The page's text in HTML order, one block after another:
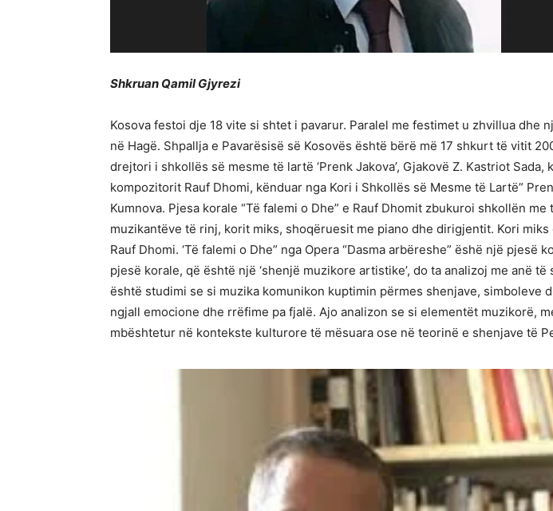
Shkruan Qamil Gjyrezi
Kosova festoi dje 18 vite si shtet i pavarur. Paralel me festimet u zhvillua
në Hagë. Shpallja e Pavarësisë së Kosovës është bërë më 17 shkurt të vitit
drejtori i shkollës së mesme të lartë ‘Prenk Jakova’, Gjakovë Z. Kastriot
kompozitorit Rauf Dhomi, kënduar nga Kori i Shkollës së Mesme të Lartë”
Kumnova. Pjesa korale “Të falemi o Dhe” e Rauf Dhomit zbukuroi shkollën
muzikantëve të rinj, korit miks, shoqëruesit me piano dhe dirigjentit. Kori
Rauf Dhomi. ‘Të falemi o Dhe” nga Opera “Dasma arbëreshe” ëshë një
pjesë korale, që është një ‘shenjë muzikore artistike’, do ta analizoj me anë
është studimi se si muzika komunikon kuptimin përmes shenjave, simboleve
ngjall emocione dhe rrëfime pa fjalë. Ajo analizon se si elementët muzikorë,
mbështetur në kontekste kulturore të mësuara ose në teorinë e shenjave të